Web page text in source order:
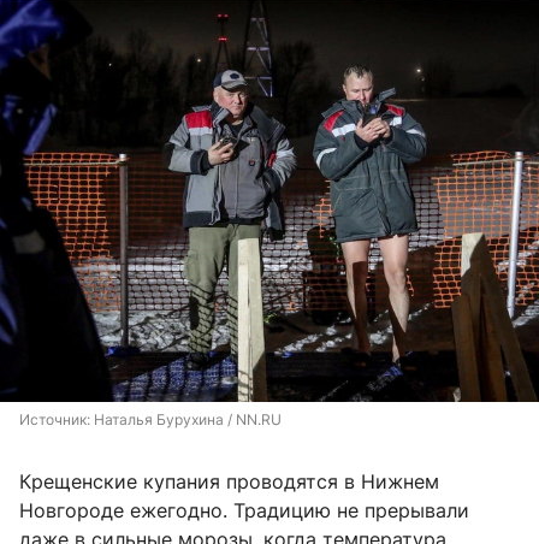
Источник: Наталья Бурухина / NN.RU
Крещенские купания проводятся в Нижнем
Новгороде ежегодно. Традицию не прерывали
даже в сильные морозы, когда температура